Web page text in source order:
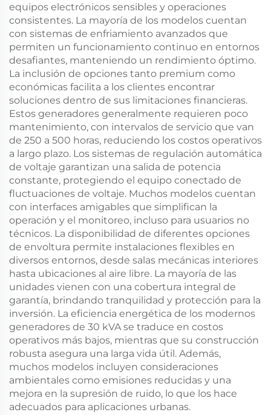
equipos electrónicos sensibles y operaciones
consistentes. La mayoría de los modelos cuentan
con sistemas de enfriamiento avanzados que
permiten un funcionamiento continuo en entornos
desafiantes, manteniendo un rendimiento óptimo.
La inclusión de opciones tanto premium como
económicas facilita a los clientes encontrar
soluciones dentro de sus limitaciones financieras.
Estos generadores generalmente requieren poco
mantenimiento, con intervalos de servicio que van
de 250 a 500 horas, reduciendo los costos operativos
a largo plazo. Los sistemas de regulación automática
de voltaje garantizan una salida de potencia
constante, protegiendo el equipo conectado de
fluctuaciones de voltaje. Muchos modelos cuentan
con interfaces amigables que simplifican la
operación y el monitoreo, incluso para usuarios no
técnicos. La disponibilidad de diferentes opciones
de envoltura permite instalaciones flexibles en
diversos entornos, desde salas mecánicas interiores
hasta ubicaciones al aire libre. La mayoría de las
unidades vienen con una cobertura integral de
garantía, brindando tranquilidad y protección para la
inversión. La eficiencia energética de los modernos
generadores de 30 kVA se traduce en costos
operativos más bajos, mientras que su construcción
robusta asegura una larga vida útil. Además,
muchos modelos incluyen consideraciones
ambientales como emisiones reducidas y una
mejora en la supresión de ruido, lo que los hace
adecuados para aplicaciones urbanas.